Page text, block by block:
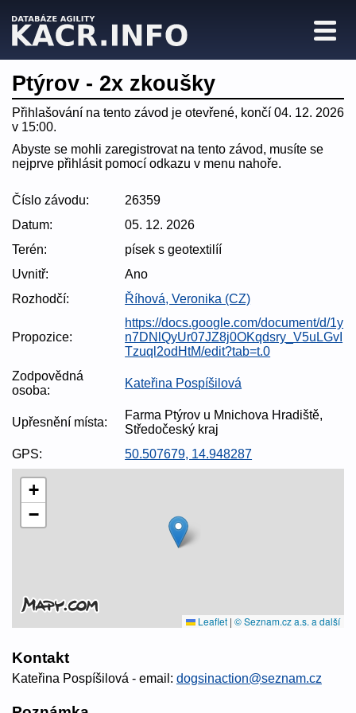
Ptýrov - 2x zkoušky
Přihlašování na tento závod je otevřené, končí 04. 12. 2026
v 15:00.
Abyste se mohli zaregistrovat na tento závod, musíte se
nejprve přihlásit pomocí odkazu v menu nahoře.
Číslo závodu:
26359
Datum:
05. 12. 2026
Terén:
písek s geotextilíí
Uvnitř:
Ano
Rozhodčí:
Říhová, Veronika (CZ)
Propozice:
https://docs.google.com/document/d/1y
n7DNlQyUr07JZ8j0OKqdsry_V5uLGvI
Tzuql2odHtM/edit?tab=t.0
Zodpovědná
osoba:
Kateřina Pospíšilová
Upřesnění místa:
Farma Ptýrov u Mnichova Hradiště,
Středočeský kraj
GPS:
50.507679, 14.948287
+
−
Leaflet | © Seznam.cz a.s. a další
Kontakt
Kateřina Pospíšilová - email: dogsinaction@seznam.cz